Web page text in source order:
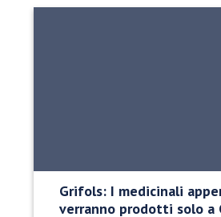
Grifols: I medicinali
verranno prodotti solo a